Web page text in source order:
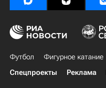
Футбол Фигурное катание
Спецпроекты
Реклама